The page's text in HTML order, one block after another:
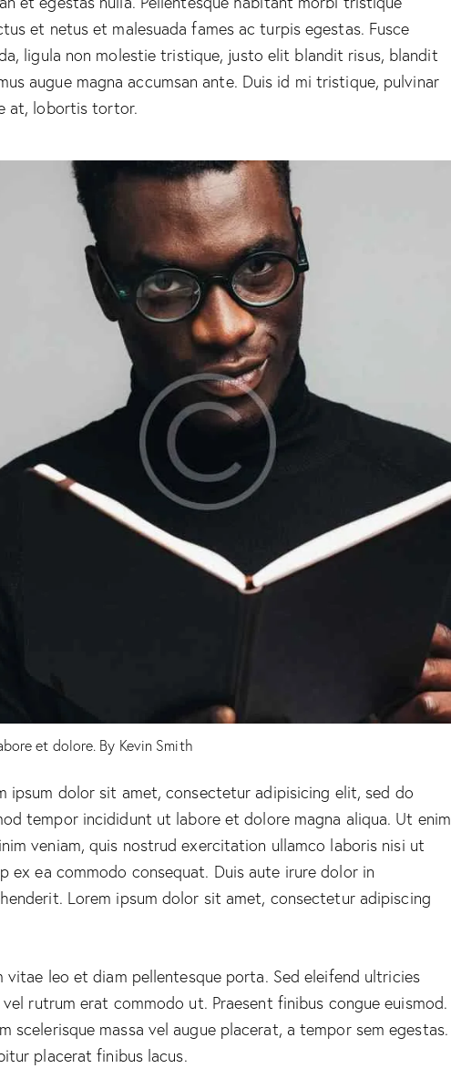
et netus et malesuada fames ac turpis egestas. Fusce
ligula non molestie tristique, justo elit blandit risus, blandit
augue magna accumsan ante. Duis id mi tristique, pulvinar
at, lobortis tortor.
et dolore. By Kevin Smith
ipsum dolor sit amet, consectetur adipisicing elit, sed do
tempor incididunt ut labore et dolore magna aliqua. Ut enim
veniam, quis nostrud exercitation ullamco laboris nisi ut
ex ea commodo consequat. Duis aute irure dolor in
Lorem ipsum dolor sit amet, consectetur adipiscing
vitae leo et diam pellentesque porta. Sed eleifend ultricies
vel rutrum erat commodo ut. Praesent finibus congue euismod.
scelerisque massa vel augue placerat, a tempor sem egestas.
placerat finibus lacus.